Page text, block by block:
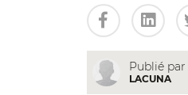
Publié par
LACUNA